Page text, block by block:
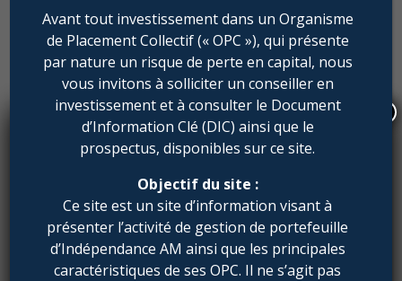
réfugiés dans les situations
post-conflit, les centres de
détention, les zones frontalières
éloignées, les agglomérations
urbaines et les camps de
réfugiés.
Indépendance AM présente les actions
concrètes menées par STEF face aux
secteur.
Avant tout investissement dans un Organisme
de Placement Collectif (« OPC »), qui présente
par nature un risque de perte en capital, nous
vous invitons à solliciter un conseiller en
investissement et à consulter le Document
d’Information Clé (DIC) ainsi que le
prospectus, disponibles sur ce site.
Objectif du site :
Ce site est un site d’information visant à
présenter l’activité de gestion de portefeuille
d’Indépendance AM ainsi que les principales
caractéristiques de ses OPC. Il ne s’agit pas